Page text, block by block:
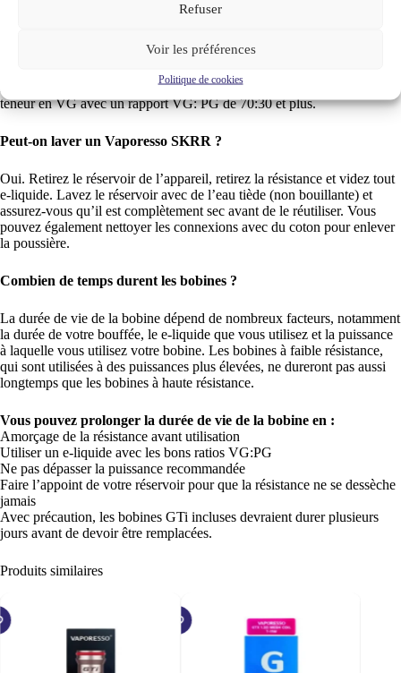
Refuser
Voir les préférences
Politique de cookies
Quel e-liquide pouvez-vous utiliser avec le Vaporesso skrr ?
Les résistances SKRR est mieux utilisée avec des e-liquides à haute
teneur en VG avec un rapport VG: PG de 70:30 et plus.
Peut-on laver un Vaporesso SKRR ?
Oui. Retirez le réservoir de l’appareil, retirez la résistance et videz tout
e-liquide. Lavez le réservoir avec de l’eau tiède (non bouillante) et
assurez-vous qu’il est complètement sec avant de le réutiliser. Vous
pouvez également nettoyer les connexions avec du coton pour enlever
la poussière.
Combien de temps durent les bobines ?
La durée de vie de la bobine dépend de nombreux facteurs, notamment
la durée de votre bouffée, le e-liquide que vous utilisez et la puissance
à laquelle vous utilisez votre bobine. Les bobines à faible résistance,
qui sont utilisées à des puissances plus élevées, ne dureront pas aussi
longtemps que les bobines à haute résistance.
Vous pouvez prolonger la durée de vie de la bobine en :
Amorçage de la résistance avant utilisation
Utiliser un e-liquide avec les bons ratios VG:PG
Ne pas dépasser la puissance recommandée
Faire l’appoint de votre réservoir pour que la résistance ne se dessèche
jamais
Avec précaution, les bobines GTi incluses devraient durer plusieurs
jours avant de devoir être remplacées.
Produits similaires